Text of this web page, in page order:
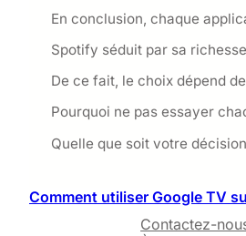
En conclusion, chaque
Spotify séduit par sa
De ce fait, le choix dépend
Pourquoi ne pas essayer
Quelle que soit votre
Comment utiliser Google TV
Contactez-